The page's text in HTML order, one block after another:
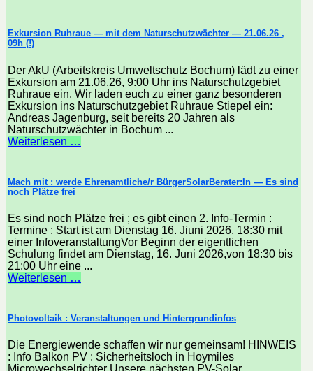
Exkursion Ruhraue — mit dem Naturschutzwächter — 21.06.26 ,
09h (!)
Der AkU (Arbeitskreis Umweltschutz Bochum) lädt zu einer
Exkursion am 21.06.26, 9:00 Uhr ins Naturschutzgebiet
Ruhraue ein. Wir laden euch zu einer ganz besonderen
Exkursion ins Naturschutzgebiet Ruhraue Stiepel ein:
Andreas Jagenburg, seit bereits 20 Jahren als
Naturschutzwächter in Bochum ...
Weiterlesen …
Mach mit : werde Ehrenamtliche/r BürgerSolarBerater:In — Es sind
noch Plätze frei
Es sind noch Plätze frei ; es gibt einen 2. Info-Termin :
Termine : Start ist am Dienstag 16. Jiuni 2026, 18:30 mit
einer InfoveranstaltungVor Beginn der eigentlichen
Schulung findet am Dienstag, 16. Juni 2026,von 18:30 bis
21:00 Uhr eine ...
Weiterlesen …
Photovoltaik : Veranstaltungen und Hintergrundinfos
Die Energiewende schaffen wir nur gemeinsam! HINWEIS
: Info Balkon PV : Sicherheitsloch in Hoymiles